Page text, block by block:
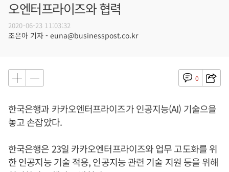
오엔터프라이즈와 협력
2020-06-23 11:03:32
조은아 기자 - euna@businesspost.co.kr
0
한국은행과 카카오엔터프라이즈가 인공지능(AI) 기술으을
놓고 손잡았다.
한국은행은 23일 카카오엔터프라이즈와 업무 고도화를 위
한 인공지능 기술 적용, 인공지능 관련 기술 지원 등을 위해